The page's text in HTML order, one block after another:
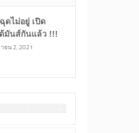
ดไม่อยู่ เปิด
ด้มันส์กันแล้ว !!!
ยน 2, 2021